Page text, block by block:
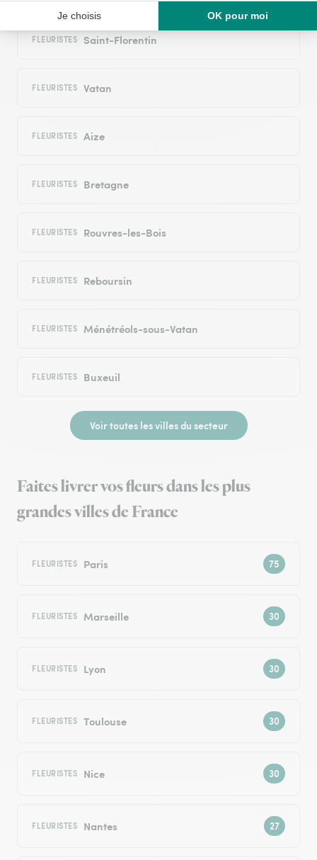
FLEURISTES Saint-Florentin
FLEURISTES Vatan
FLEURISTES Aize
FLEURISTES Bretagne
FLEURISTES Rouvres-les-Bois
FLEURISTES Reboursin
FLEURISTES Ménétréols-sous-Vatan
FLEURISTES Buxeuil
Voir toutes les villes du secteur
Faites livrer vos fleurs dans les plus
grandes villes de France
FLEURISTES Paris
FLEURISTES Marseille
FLEURISTES Lyon
FLEURISTES Toulouse
FLEURISTES Nice
FLEURISTES Nantes